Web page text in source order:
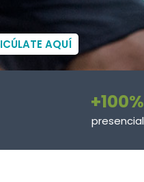
AQUÍ
+100%
presencial